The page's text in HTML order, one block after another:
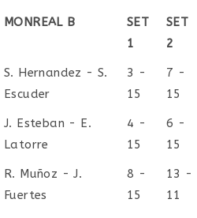
MONREAL B
SET
1
SET
2
S. Hernandez - S.
Escuder
3 -
15
7 -
15
J. Esteban - E.
Latorre
4 -
15
6 -
15
R. Muñoz - J.
Fuertes
8 -
15
13 -
11